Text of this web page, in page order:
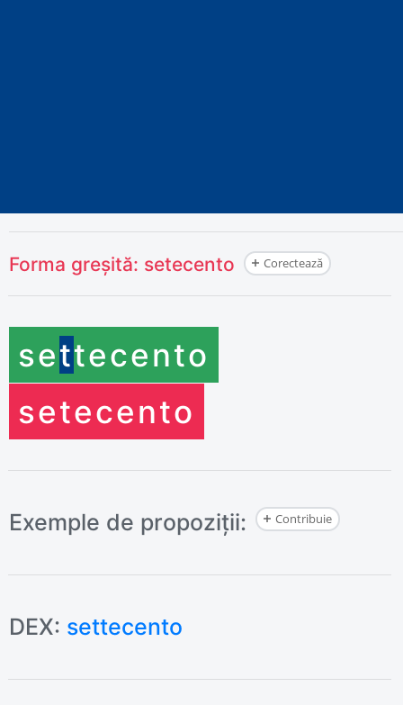
Forma greșită: setecento Corectează
settecento
setecento
Exemple de propoziții: Contribuie
DEX: settecento